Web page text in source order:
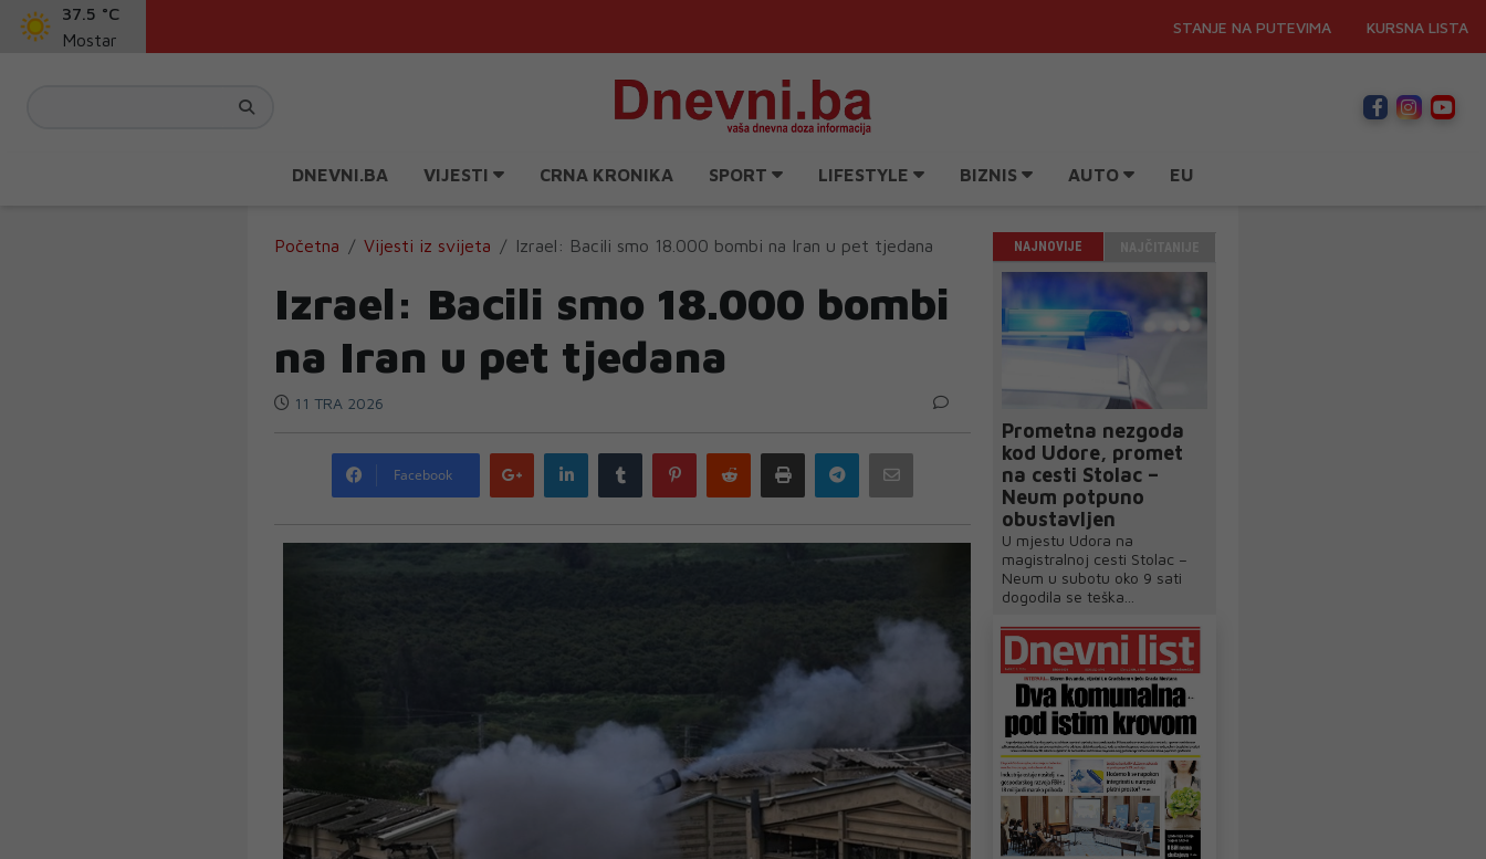
37.5 °C
Mostar
STANJE NA PUTEVIMA KURSNA LISTA
DNEVNI.BA VIJESTI CRNA KRONIKA SPORT LIFESTYLE BIZNIS AUTO EU
Početna Vijesti iz svijeta Izrael: Bacili smo 18.000 bombi na Iran u pet tjedana
Izrael: Bacili smo 18.000 bombi
na Iran u pet tjedana
11 TRA 2026
Facebook
Google
plus
LinkedIn Tumblr PinterestReddit Print Telegram
NAJNOVIJE
Prometna nezgoda
kod Udore, promet
na cesti Stolac –
Neum potpuno
obustavljen
U mjestu Udora na
magistralnoj cesti Stolac –
Neum u subotu oko 9 sati
dogodila se teška...